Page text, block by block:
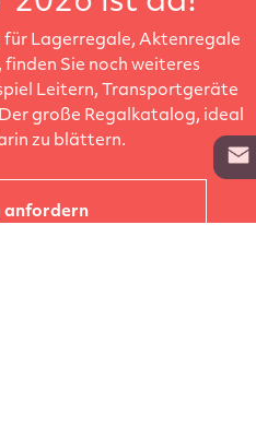
für Lagerregale, Aktenregale
Sie noch weiteres
Leitern, Transportgeräte
große Regalkatalog, ideal
zu blättern.
anfordern